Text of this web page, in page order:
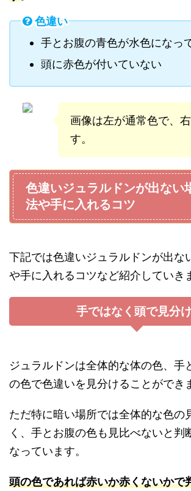
色違い
手とお腹の青色が水色になっ
頭に赤色が付いていない
画像は左が通常色で、
す。
色違いジュラルドンが出ない
法や手に入れるコツ
下記では色違いジュラルドンが出な
や手に入れるコツなど紹介していき
手ではなく頭で見分
ジュラルドンは全体的な体の色、手
の色で色違いを見分けることができ
ただ特に暗い場所では全体的な色の
く、手とお腹の色も見比べないと判
なっています。
頭の色であれば赤いか赤くないかで